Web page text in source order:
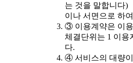
는 것을 말합니다)
이나 서면으로 하
③ 이용계약은 이
체결단위는 1 이용
다.
④ 서비스의 대량